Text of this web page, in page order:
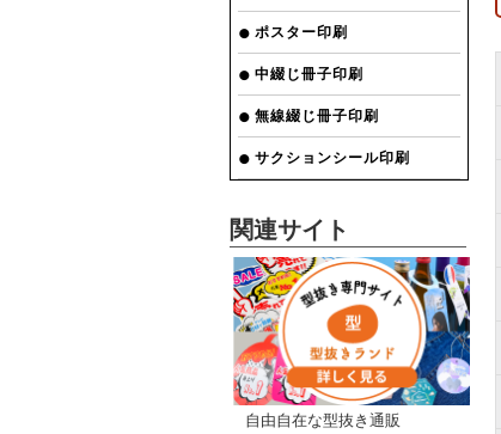
ポスター印刷
中綴じ冊子印刷
無線綴じ冊子印刷
サクションシール印刷
関連サイト
自由自在な型抜き通販